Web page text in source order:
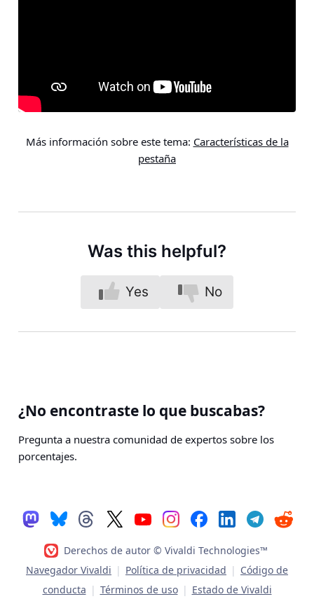
Más información sobre este tema: Características de la
pestaña
Was this helpful?
Yes No
¿No encontraste lo que buscabas?
Pregunta a nuestra comunidad de expertos sobre los
porcentajes.
Derechos de autor © Vivaldi Technologies™
Navegador Vivaldi | Política de privacidad | Código de
conducta | Términos de uso | Estado de Vivaldi